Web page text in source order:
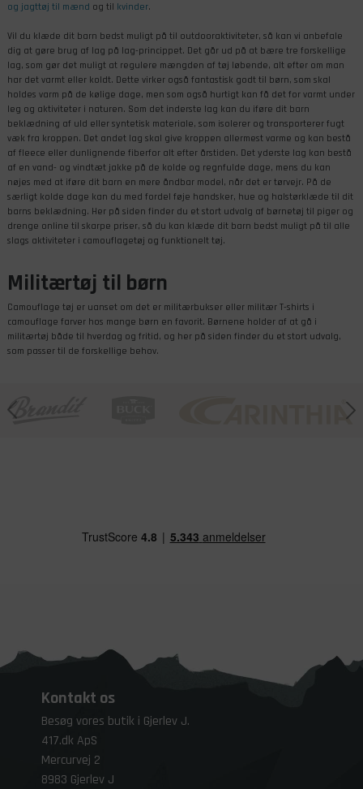
og jagttøj til mænd og til kvinder.
Vil du klæde dit barn bedst muligt på til outdooraktiviteter, så kan vi anbefale
dig at gøre brug af lag på lag-princippet. Det går ud på at bære tre forskellige
lag, som gør det muligt at regulere mængden af tøj løbende, alt efter om man
har det varmt eller koldt. Dette virker også fantastisk godt til børn, som skal
holdes varm på de kølige dage, men som også hurtigt kan få det for varmt under
leg og aktiviteter i naturen. Som det inderste lag kan du iføre dit barn
beklædning af uld eller syntetisk materiale, som isolerer og transporterer fugt
væk fra kroppen. Det andet lag skal give kroppen allermest varme og kan bestå
af fleece eller dunlignende fiberfor alt efter årstiden. Det yderste lag kan bestå
af en vand- og vindtæt jakke på de kolde og regnfulde dage, mens du kan
nøjes med at iføre dit barn en mere åndbar model, når det er tørvejr. På de
særligt kolde dage kan du med fordel føje handsker, hue og halstørklæde til dit
barns beklædning. Her på siden finder du et stort udvalg af børnetøj til piger og
drenge online til skarpe priser, så du kan klæde dit barn bedst muligt på til alle
slags aktiviteter i camouflagetøj og funktionelt tøj.
Militærtøj til børn
Camouflage tøj er uanset om det er militærbukser eller militær T-shirts i
camouflage farver hos mange børn en favorit. Børnene holder af at gå i
militærtøj både til hverdag og fritid, og her på siden finder du et stort udvalg,
som passer til de forskellige behov.
Kontakt os
Besøg vores butik i Gjerlev J.
417.dk ApS
Mercurvej 2
8983 Gjerlev J